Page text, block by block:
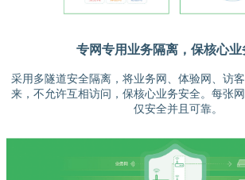
专网专用业务隔离，保核心业
采用多隧道安全隔离，将业务网、体验网、访
来，不允许互相访问，保核心业务安全。每张
仅安全并且可靠。